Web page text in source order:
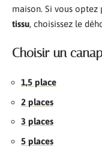
maison. Si vous optez
tissu, choisissez le
Choisir un
1,5 place
2 places
3 places
5 places